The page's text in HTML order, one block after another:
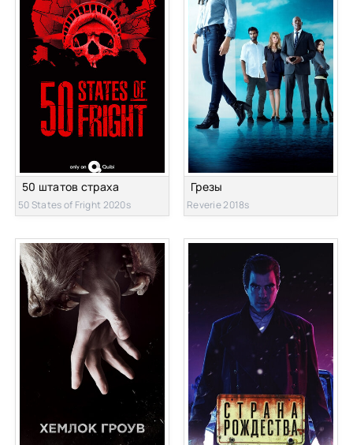
50 штатов страха
50 States of Fright 2020s
Грезы
Reverie 2018s